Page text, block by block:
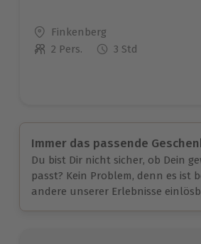
Standort
Finkenberg
Anzahl der Teilnehmer
2 Pers. 3 Std
Immer das passende
Du bist Dir nicht sicher, ob Dein
passt? Kein Problem, denn es ist
andere unserer Erlebnisse